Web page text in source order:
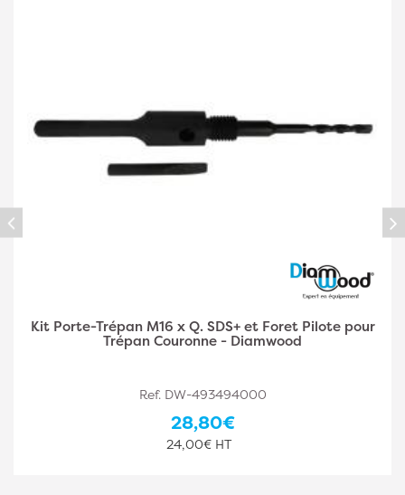
Kit Porte-Trépan M16 x Q. SDS+ et Foret Pilote pour
Trépan Couronne - Diamwood
Ref. DW-493494000
28,80€
24,00€ HT